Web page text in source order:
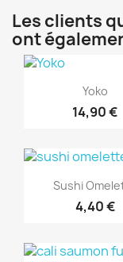
Les clients
ont
Aperçu
Yoko
14,90 €
Aperçu
Sushi
4,40 €